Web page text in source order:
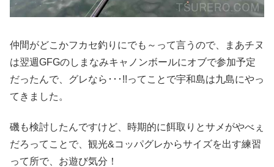
仲間がどこかフカセ釣りにでも～って言うので、まあチヌ
は翌週GFGのしまなみキャノンボールにオブで参加予定
だったんで、グレなら･･･!!ってことで宇和島は九島にやっ
てきました。
磯も検討したんですけど、時期的に餌取りとサメがやべぇ
だろってことで、観光&コッパグレからサイズを出す練習
って所で、お遊び気分！